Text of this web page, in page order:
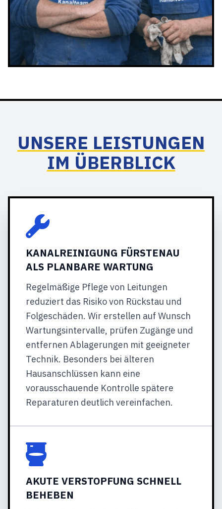
UNSERE LEISTUNGEN
IM ÜBERBLICK
KANALREINIGUNG FÜRSTENAU
ALS PLANBARE WARTUNG
Regelmäßige Pflege von Leitungen
reduziert das Risiko von Rückstau und
Folgeschäden. Wir erstellen auf Wunsch
Wartungsintervalle, prüfen Zugänge und
entfernen Ablagerungen mit geeigneter
Technik. Besonders bei älteren
Hausanschlüssen kann eine
vorausschauende Kontrolle spätere
Reparaturen deutlich vereinfachen.
AKUTE VERSTOPFUNG SCHNELL
BEHEBEN